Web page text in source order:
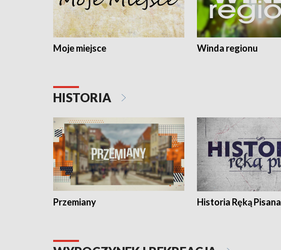
Moje miejsce Winda regionu
HISTORIA
Przemiany Historia Ręką Pisana